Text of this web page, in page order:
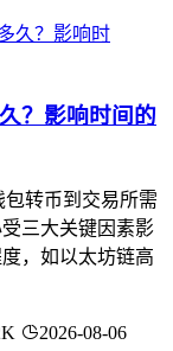
？影响时间的
转币到交易所需
三大关键因素影
，如以太坊链高
2026-08-06